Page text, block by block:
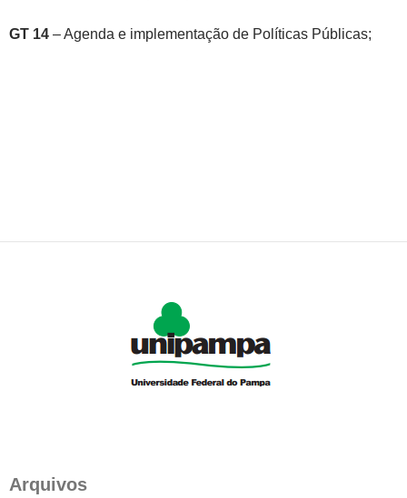
GT 14 – Agenda e implementação de Políticas Públicas;
Arquivos